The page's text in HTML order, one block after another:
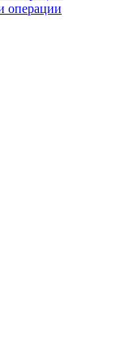
операции